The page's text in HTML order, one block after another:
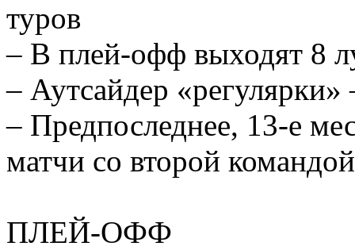
туров
– В плей-офф выходят 8
– Аутсайдер «регулярки»
– Предпоследнее, 13-е
матчи со второй
ПЛЕЙ-ОФФ